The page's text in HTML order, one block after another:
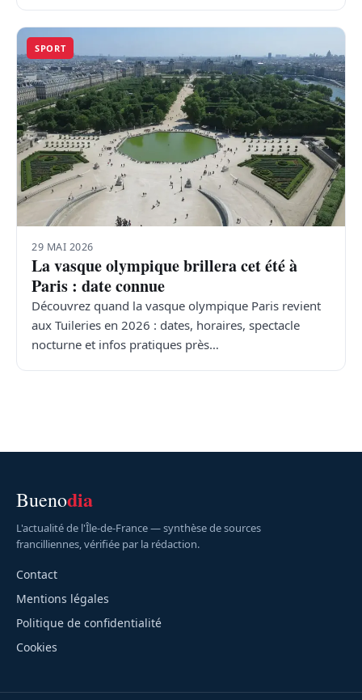
SPORT
29 MAI 2026
La vasque olympique brillera cet été à
Paris : date connue
Découvrez quand la vasque olympique Paris revient
aux Tuileries en 2026 : dates, horaires, spectacle
nocturne et infos pratiques près…
Buenodia
L'actualité de l'Île-de-France — synthèse de sources
francilliennes, vérifiée par la rédaction.
Contact
Mentions légales
Politique de confidentialité
Cookies